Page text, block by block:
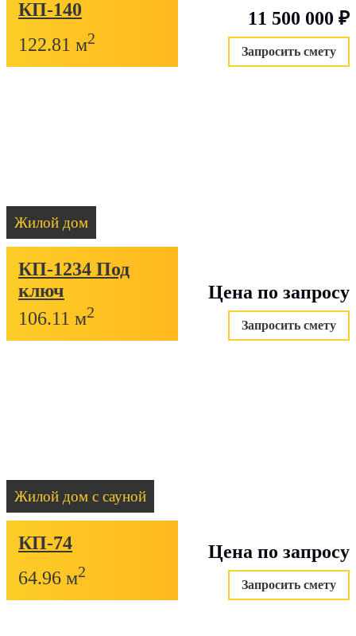
Отправить
Оплатите домокомплект частями без
50% после подписания договора на производство
КП-140
122.81 м2
11 500 000 ₽
Запросить смету
Жилой дом
КП-1234 Под
ключ
106.11 м2
Цена по запросу
Запросить смету
Жилой дом с сауной
КП-74
64.96 м2
Цена по запросу
Запросить смету